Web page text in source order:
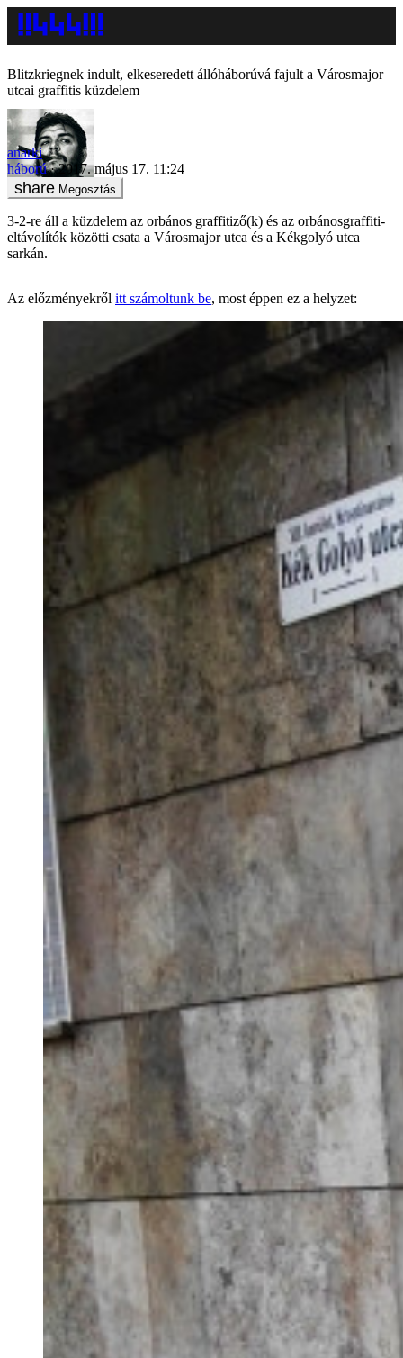
Blitzkriegnek indult, elkeseredett állóháborúvá fajult a Városmajor
utcai graffitis küzdelem
anarki
háború
2017. május 17. 11:24
Megosztás
3-2-re áll a küzdelem az orbános graffitiző(k) és az orbánosgraffiti-
eltávolítók közötti csata a Városmajor utca és a Kékgolyó utca
sarkán.
Az előzményekről itt számoltunk be, most éppen ez a helyzet: